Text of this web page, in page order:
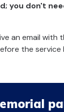
you don't
an email with
the service